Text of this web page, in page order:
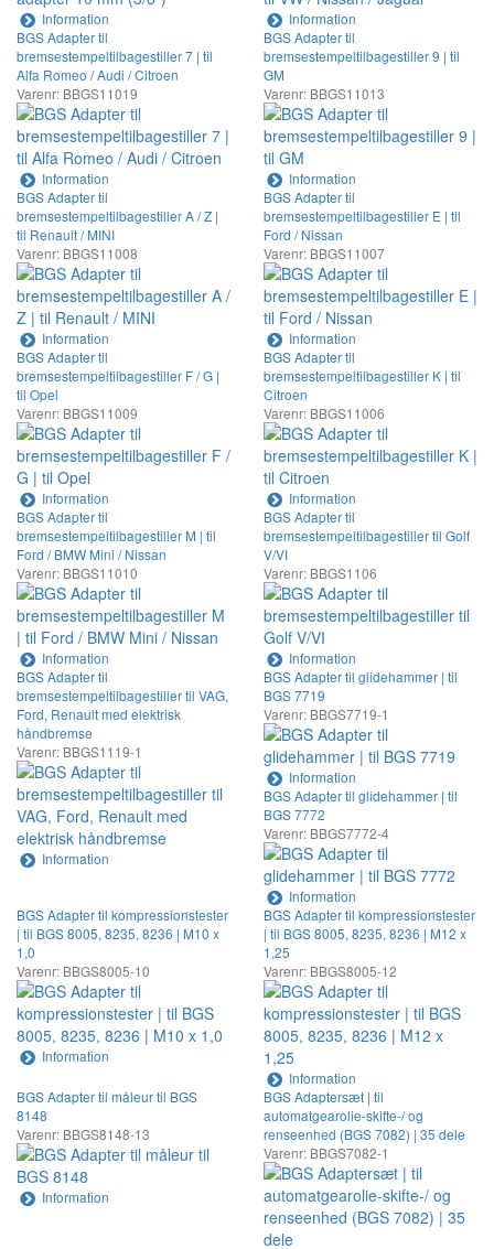
Information
Information
BGS Adapter til
bremsestempeltilbagestiller 7 | til
Alfa Romeo / Audi / Citroen
Varenr: BBGS11019
Information
BGS Adapter til
bremsestempeltilbagestiller 9 | til
GM
Varenr: BBGS11013
Information
BGS Adapter til
bremsestempeltilbagestiller A / Z |
til Renault / MINI
Varenr: BBGS11008
Information
BGS Adapter til
bremsestempeltilbagestiller E | til
Ford / Nissan
Varenr: BBGS11007
Information
BGS Adapter til
bremsestempeltilbagestiller F / G |
til Opel
Varenr: BBGS11009
Information
BGS Adapter til
bremsestempeltilbagestiller K | til
Citroen
Varenr: BBGS11006
Information
BGS Adapter til
bremsestempeltilbagestiller M | til
Ford / BMW Mini / Nissan
Varenr: BBGS11010
Information
BGS Adapter til
bremsestempeltilbagestiller til Golf
V/VI
Varenr: BBGS1106
Information
BGS Adapter til
bremsestempeltilbagestiller til VAG,
Ford, Renault med elektrisk
håndbremse
Varenr: BBGS1119-1
Information
BGS Adapter til glidehammer | til
BGS 7719
Varenr: BBGS7719-1
Information
BGS Adapter til glidehammer | til
BGS 7772
Varenr: BBGS7772-4
Information
BGS Adapter til kompressionstester
| til BGS 8005, 8235, 8236 | M10 x
1,0
Varenr: BBGS8005-10
Information
BGS Adapter til kompressionstester
| til BGS 8005, 8235, 8236 | M12 x
1,25
Varenr: BBGS8005-12
Information
BGS Adapter til måleur til BGS
8148
Varenr: BBGS8148-13
Information
BGS Adaptersæt | til
automatgearolie-skifte-/ og
renseenhed (BGS 7082) | 35 dele
Varenr: BBGS7082-1